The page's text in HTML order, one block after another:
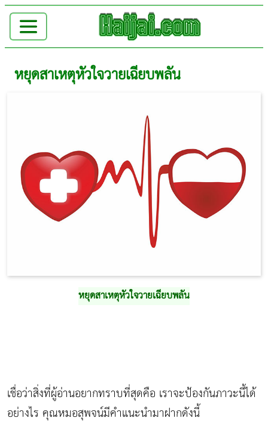
หยุดสาเหตุหัวใจวายเฉียบพลัน
หยุดสาเหตุหัวใจวายเฉียบพลัน
เชื่อว่าสิ่งที่ผู้อ่านอยากทราบที่สุดคือ เราจะป้องกันภาวะนี้ได้
อย่างไร คุณหมอสุพจน์มีคำแนะนำมาฝากดังนี้